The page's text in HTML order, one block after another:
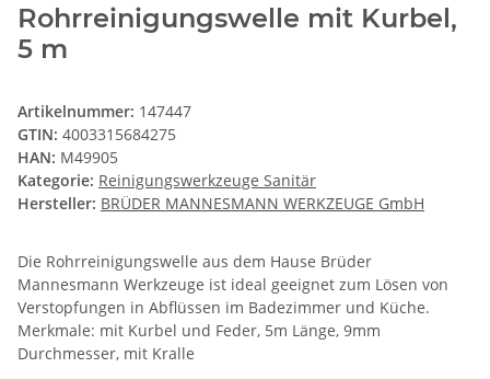
Rohrreinigungswelle mit Kurbel,
5 m
Artikelnummer: 147447
GTIN: 4003315684275
HAN: M49905
Kategorie: Reinigungswerkzeuge Sanitär
Hersteller: BRÜDER MANNESMANN WERKZEUGE GmbH
Die Rohrreinigungswelle aus dem Hause Brüder
Mannesmann Werkzeuge ist ideal geeignet zum Lösen von
Verstopfungen in Abflüssen im Badezimmer und Küche.
Merkmale: mit Kurbel und Feder, 5m Länge, 9mm
Durchmesser, mit Kralle